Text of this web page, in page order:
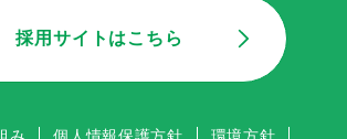
採用サイトはこちら